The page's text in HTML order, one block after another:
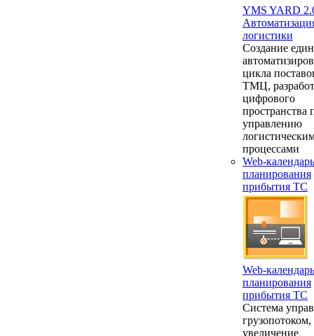
YMS YARD
логистики
Создание
цикла
ТМЦ,
цифрового
пространства
управлению
процессами
Web-календарь
планирования
прибытия ТС
Web-календарь
планирования
прибытия ТС
Система
грузопотоком,
увеличение